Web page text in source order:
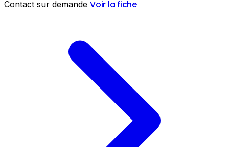
Contact sur demande Voir la fiche